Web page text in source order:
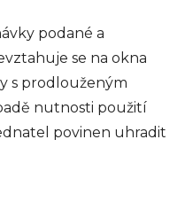
podané a
se na okna
s prodlouženým
nutnosti použití
povinen uhradit